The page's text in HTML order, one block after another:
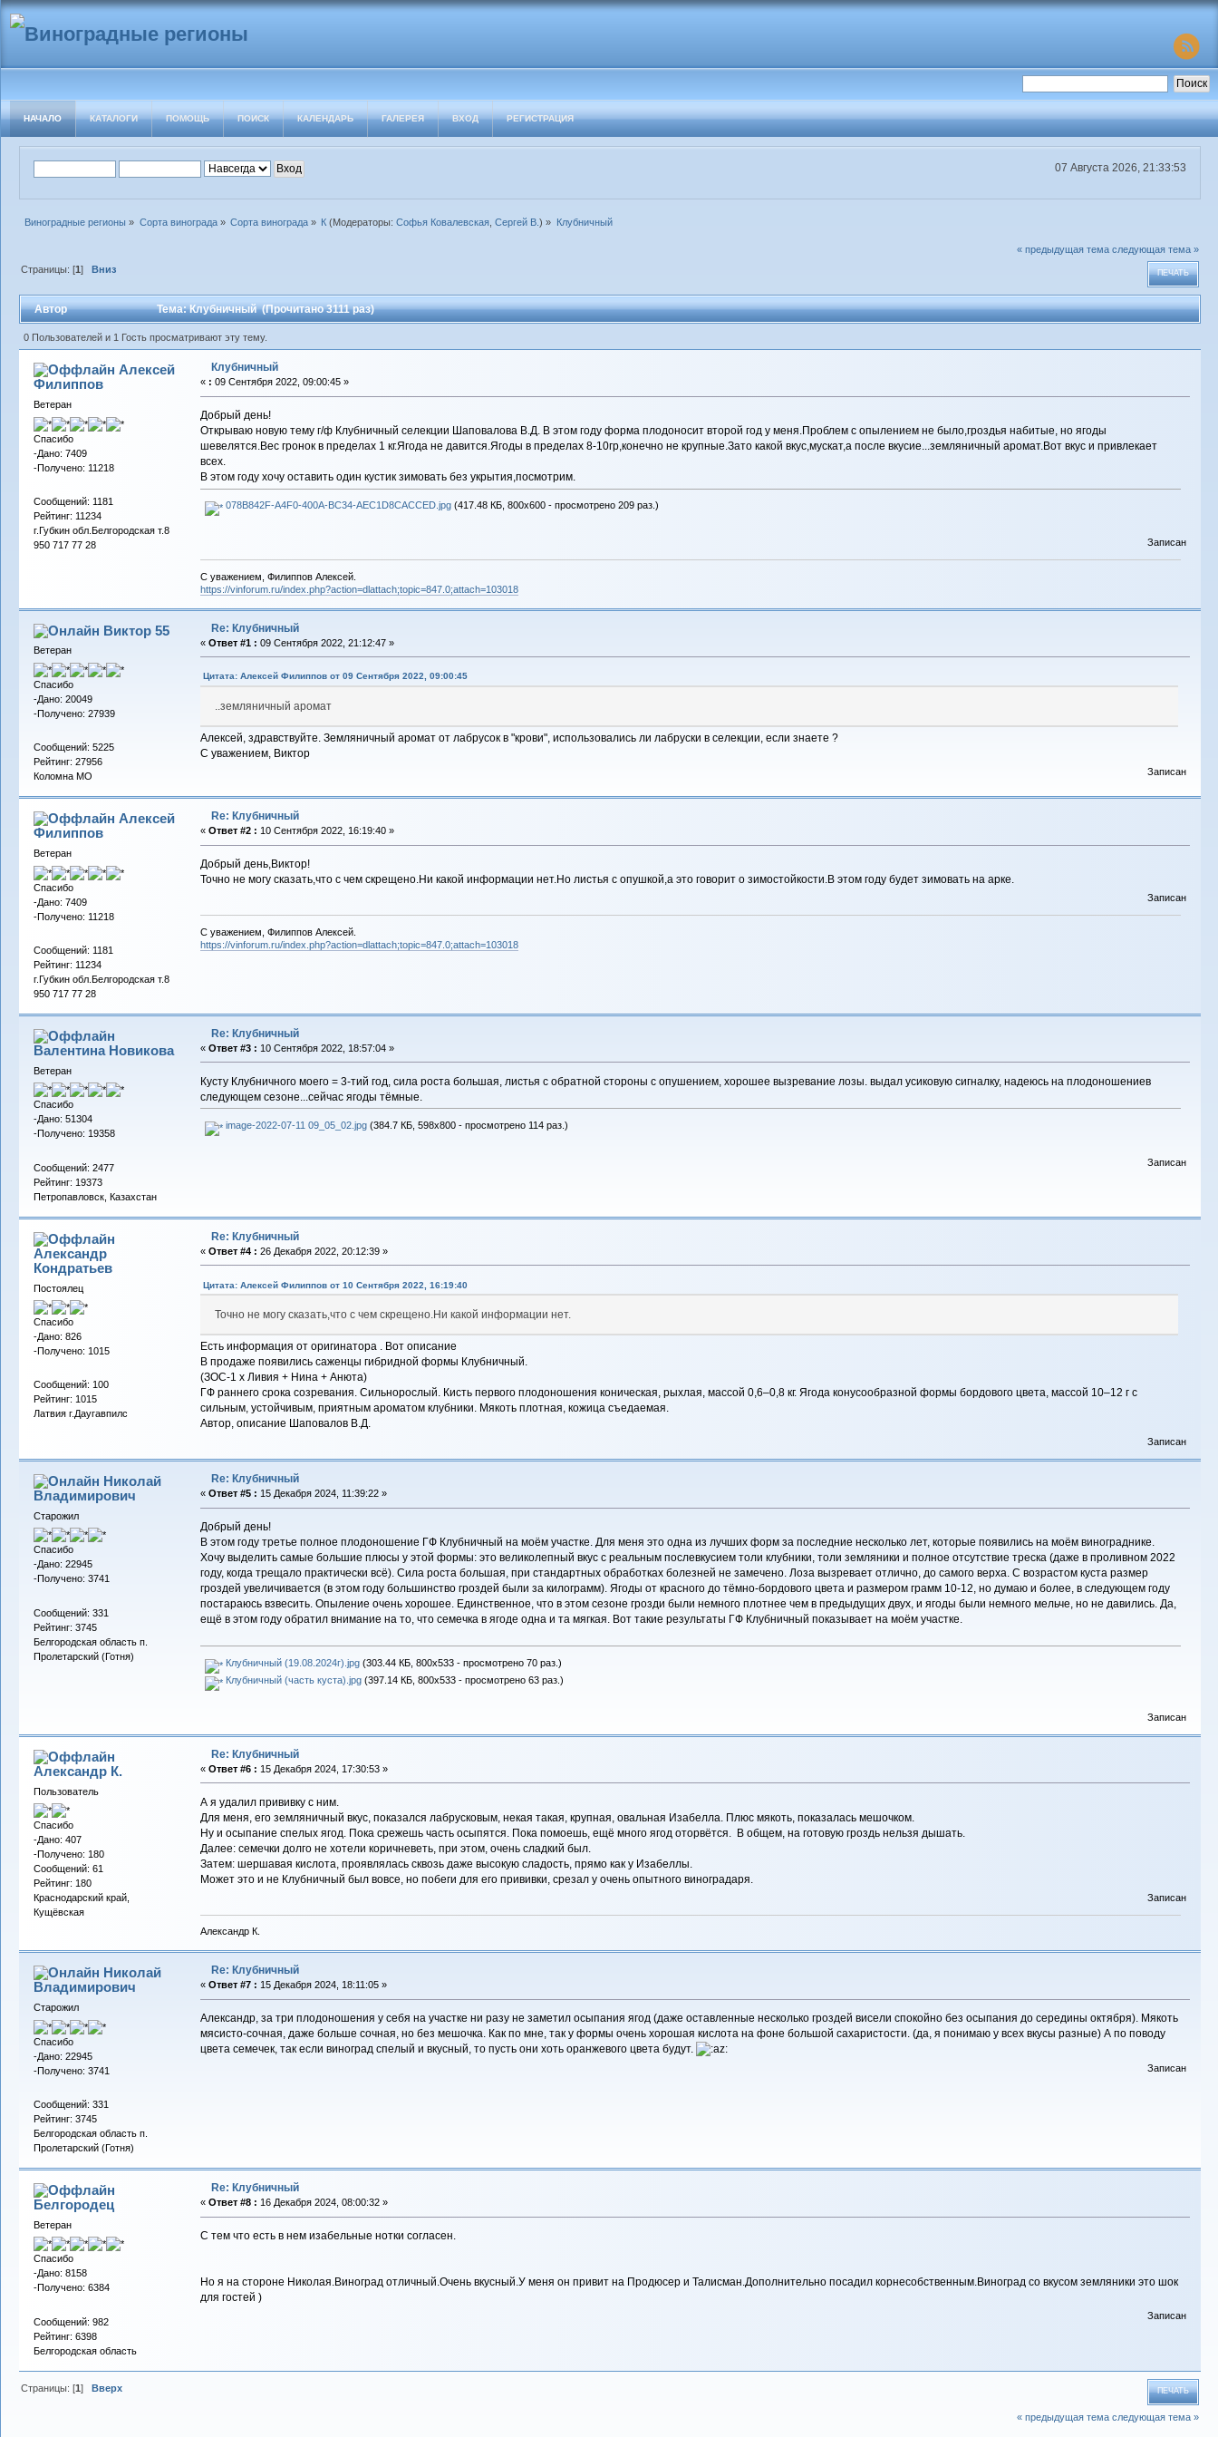
НАЧАЛО КАТАЛОГИ ПОМОЩЬ ПОИСК КАЛЕНДАРЬ ГАЛЕРЕЯ ВХОД РЕГИСТРАЦИЯ
07 Августа 2026, 21:33:53
Виноградные регионы » Сорта винограда» Сорта винограда» К (Модераторы:Софья Ковалевская,Сергей В.) » Клубничный
« предыдущая тема следующая тема »
ПЕЧАТЬ
Страницы: [1] Вниз
Автор Тема: Клубничный (Прочитано 3111 раз)
0 Пользователей и 1 Гость просматривают эту тему.
Алексей
Филиппов
Ветеран
Спасибо
-Дано: 7409
-Получено: 11218
Сообщений: 1181
Рейтинг: 11234
г.Губкин обл.Белгородская т.8
950 717 77 28
Клубничный
« : 09 Сентября 2022, 09:00:45 »
Добрый день!
Открываю новую тему г/ф Клубничный селекции Шаповалова В.Д. В этом году форма плодоносит второй год у меня.Проблем с опылением не было,гроздья набитые, но ягоды
шевелятся.Вес гронок в пределах 1 кг.Ягода не давится.Ягоды в пределах 8-10гр,конечно не крупные.Зато какой вкус,мускат,а после вкусие...земляничный аромат.Вот вкус и привлекает
всех.
В этом году хочу оставить один кустик зимовать без укрытия,посмотрим.
078B842F-A4F0-400A-BC34-AEC1D8CACCED.jpg(417.48 КБ, 800x600 - просмотрено 209 раз.)
Записан
С уважением, Филиппов Алексей.
https://vinforum.ru/index.php?action=dlattach;topic=847.0;attach=103018
Виктор 55
Ветеран
Спасибо
-Дано: 20049
-Получено: 27939
Сообщений: 5225
Рейтинг: 27956
Коломна МО
Re: Клубничный
« Ответ #1 : 09 Сентября 2022, 21:12:47 »
Цитата: Алексей Филиппов от 09 Сентября 2022, 09:00:45
..земляничный аромат
Алексей, здравствуйте. Земляничный аромат от лабрусок в "крови", использовались ли лабруски в селекции, если знаете ?
С уважением, Виктор
Записан
Алексей
Филиппов
Ветеран
Спасибо
-Дано: 7409
-Получено: 11218
Сообщений: 1181
Рейтинг: 11234
г.Губкин обл.Белгородская т.8
950 717 77 28
Re: Клубничный
« Ответ #2 : 10 Сентября 2022, 16:19:40 »
Добрый день,Виктор!
Точно не могу сказать,что с чем скрещено.Ни какой информации нет.Но листья с опушкой,а это говорит о зимостойкости.В этом году будет зимовать на арке.
Записан
С уважением, Филиппов Алексей.
https://vinforum.ru/index.php?action=dlattach;topic=847.0;attach=103018
Валентина Новикова
Ветеран
Спасибо
-Дано: 51304
-Получено: 19358
Сообщений: 2477
Рейтинг: 19373
Петропавловск, Казахстан
Re: Клубничный
« Ответ #3 : 10 Сентября 2022, 18:57:04 »
Кусту Клубничного моего = 3-тий год, сила роста большая, листья с обратной стороны с опушением, хорошее вызревание лозы. выдал усиковую сигналку, надеюсь на плодоношениев
следующем сезоне...сейчас ягоды тёмные.
image-2022-07-11 09_05_02.jpg(384.7 КБ, 598x800 - просмотрено 114 раз.)
Записан
Александр
Кондратьев
Постоялец
Спасибо
-Дано: 826
-Получено: 1015
Сообщений: 100
Рейтинг: 1015
Латвия г.Даугавпилс
Re: Клубничный
« Ответ #4 : 26 Декабря 2022, 20:12:39 »
Цитата: Алексей Филиппов от 10 Сентября 2022, 16:19:40
Точно не могу сказать,что с чем скрещено.Ни какой информации нет.
Есть информация от оригинатора . Вот описание
В продаже появились саженцы гибридной формы Клубничный.
(ЗОС-1 х Ливия + Нина + Анюта)
ГФ раннего срока созревания. Сильнорослый. Кисть первого плодоношения коническая, рыхлая, массой 0,6–0,8 кг. Ягода конусообразной формы бордового цвета, массой 10–12 г с
сильным, устойчивым, приятным ароматом клубники. Мякоть плотная, кожица съедаемая.
Автор, описание Шаповалов В.Д.
Записан
Николай
Владимирович
Старожил
Спасибо
-Дано: 22945
-Получено: 3741
Сообщений: 331
Рейтинг: 3745
Белгородская область п.
Пролетарский (Готня)
Re: Клубничный
« Ответ #5 : 15 Декабря 2024, 11:39:22 »
Добрый день!
В этом году третье полное плодоношение ГФ Клубничный на моём участке. Для меня это одна из лучших форм за последние несколько лет, которые появились на моём винограднике.
Хочу выделить самые большие плюсы у этой формы: это великолепный вкус с реальным послевкусием толи клубники, толи земляники и полное отсутствие треска (даже в проливном 2022
году, когда трещало практически всё). Сила роста большая, при стандартных обработках болезней не замечено. Лоза вызревает отлично, до самого верха. С возрастом куста размер
гроздей увеличивается (в этом году большинство гроздей были за килограмм). Ягоды от красного до тёмно-бордового цвета и размером грамм 10-12, но думаю и более, в следующем году
постараюсь взвесить. Опыление очень хорошее. Единственное, что в этом сезоне грозди были немного плотнее чем в предыдущих двух, и ягоды были немного мельче, но не давились. Да,
ещё в этом году обратил внимание на то, что семечка в ягоде одна и та мягкая. Вот такие результаты ГФ Клубничный показывает на моём участке.
Клубничный (19.08.2024г).jpg(303.44 КБ, 800x533 - просмотрено 70 раз.)
Клубничный (часть куста).jpg(397.14 КБ, 800x533 - просмотрено 63 раз.)
Записан
Александр К.
Пользователь
Спасибо
-Дано: 407
-Получено: 180
Сообщений: 61
Рейтинг: 180
Краснодарский край,
Кущёвская
Re: Клубничный
« Ответ #6 : 15 Декабря 2024, 17:30:53 »
А я удалил прививку с ним.
Для меня, его земляничный вкус, показался лабрусковым, некая такая, крупная, овальная Изабелла. Плюс мякоть, показалась мешочком.
Ну и осыпание спелых ягод. Пока срежешь часть осыпятся. Пока помоешь, ещё много ягод оторвётся. В общем, на готовую гроздь нельзя дышать.
Далее: семечки долго не хотели коричневеть, при этом, очень сладкий был.
Затем: шершавая кислота, проявлялась сквозь даже высокую сладость, прямо как у Изабеллы.
Может это и не Клубничный был вовсе, но побеги для его прививки, срезал у очень опытного виноградаря.
Записан
Александр К.
Николай
Владимирович
Старожил
Спасибо
-Дано: 22945
-Получено: 3741
Сообщений: 331
Рейтинг: 3745
Белгородская область п.
Пролетарский (Готня)
Re: Клубничный
« Ответ #7 : 15 Декабря 2024, 18:11:05 »
Александр, за три плодоношения у себя на участке ни разу не заметил осыпания ягод (даже оставленные несколько гроздей висели спокойно без осыпания до середины октября). Мякоть
мясисто-сочная, даже больше сочная, но без мешочка. Как по мне, так у формы очень хорошая кислота на фоне большой сахаристости. (да, я понимаю у всех вкусы разные) А по поводу
цвета семечек, так если виноград спелый и вкусный, то пусть они хоть оранжевого цвета будут.
Записан
Белгородец
Ветеран
Спасибо
-Дано: 8158
-Получено: 6384
Сообщений: 982
Рейтинг: 6398
Белгородская область
Re: Клубничный
« Ответ #8 : 16 Декабря 2024, 08:00:32 »
С тем что есть в нем изабельные нотки согласен.
Но я на стороне Николая.Виноград отличный.Очень вкусный.У меня он привит на Продюсер и Талисман.Дополнительно посадил корнесобственным.Виноград со вкусом земляники это шок
для гостей )
Записан
ПЕЧАТЬ
Страницы: [1]Вверх
« предыдущая тема следующая тема »